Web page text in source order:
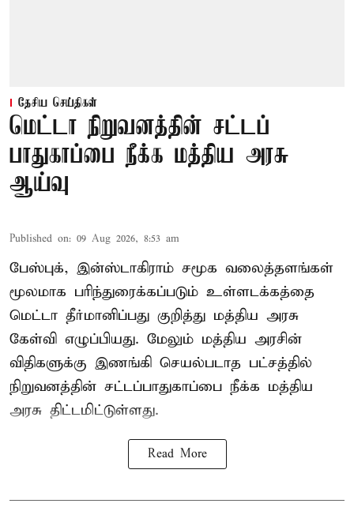
தேசிய செய்திகள்
மெட்டா நிறுவனத்தின் சட்டப்
பாதுகாப்பை நீக்க மத்திய அரசு
ஆய்வு
Published on: 09 Aug 2026, 8:53 am
பேஸ்புக், இன்ஸ்டாகிராம் சமூக வலைத்தளங்கள்
மூலமாக பரிந்துரைக்கப்படும் உள்ளடக்கத்தை
மெட்டா தீர்மானிப்பது குறித்து மத்திய அரசு
கேள்வி எழுப்பியது. மேலும் மத்திய அரசின்
விதிகளுக்கு இணங்கி செயல்படாத பட்சத்தில்
நிறுவனத்தின் சட்டப்பாதுகாப்பை நீக்க மத்திய
அரசு திட்டமிட்டுள்ளது.
Read More